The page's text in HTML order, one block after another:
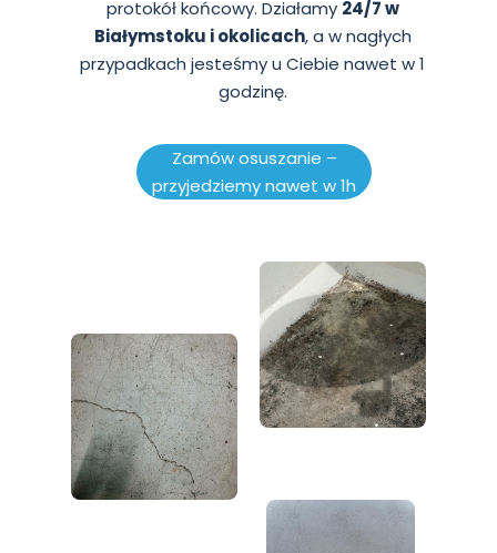
protokół końcowy. Działamy 24/7 w
Białymstoku i okolicach, a w nagłych
przypadkach jesteśmy u Ciebie nawet w 1
godzinę.
Zamów osuszanie –
przyjedziemy nawet w 1h